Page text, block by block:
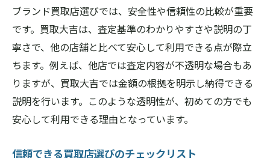
ブランド買取店選びでは、安全性や信頼性の比較が重要
です。買取大吉は、査定基準のわかりやすさや説明の丁
寧さで、他の店舗と比べて安心して利用できる点が際立
ちます。例えば、他店では査定内容が不透明な場合もあ
りますが、買取大吉では金額の根拠を明示し納得できる
説明を行います。このような透明性が、初めての方でも
安心して利用できる理由となっています。
信頼できる買取店選びのチェックリスト